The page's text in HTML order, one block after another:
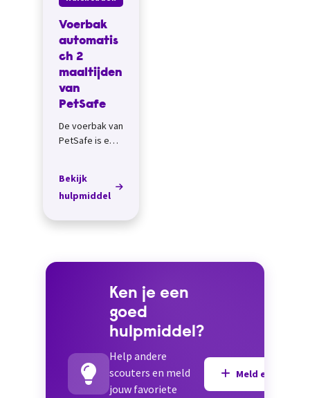
Voerbak
automatis
ch 2
maaltijden
van
PetSafe
De voerbak van
PetSafe is een
je je kat of
kleine hond
Bekijk
hulpmiddel
Ken je een
goed
hulpmiddel?
Help andere
scouters en meld
jouw favoriete
Meld een